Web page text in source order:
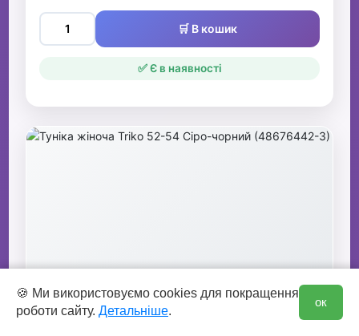
🛒 В кошик
✅ Є в наявності
Туніка жіноча Triko 52-54 Сіро-чорний
(48676442-3)
🍪 Ми використовуємо cookies для покращення
роботи сайту. Детальніше.
ок
0